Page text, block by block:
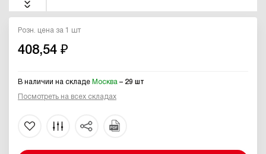
Розн. цена за 1 шт
408,54 ₽
В наличии на складе Москва – 29 шт
Посмотреть на всех складах